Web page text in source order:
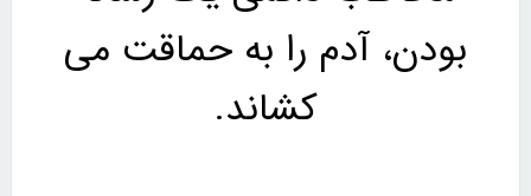
بودن، آدم را به حماقت می
کشاند.